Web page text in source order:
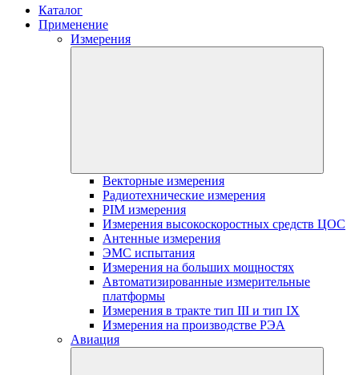
Каталог
Применение
Измерения
Векторные измерения
Радиотехнические измерения
PIM измерения
Измерения высокоскоростных средств ЦОС
Антенные измерения
ЭМС испытания
Измерения на больших мощностях
Автоматизированные измерительные
платформы
Измерения в тракте тип III и тип IX
Измерения на производстве РЭА
Авиация